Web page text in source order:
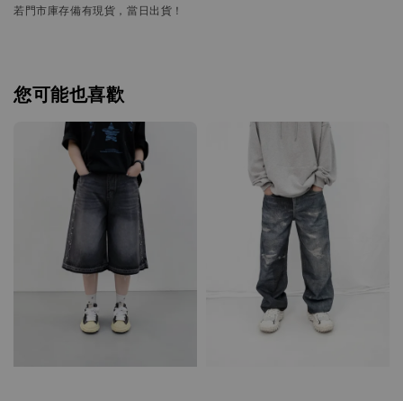
若門市庫存備有現貨，當日出貨！
您可能也喜歡